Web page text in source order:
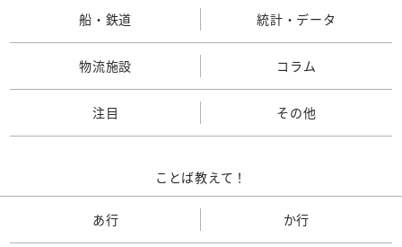
船・鉄道 統計・データ
物流施設 コラム
注目 その他
ことば教えて！
あ行 か行